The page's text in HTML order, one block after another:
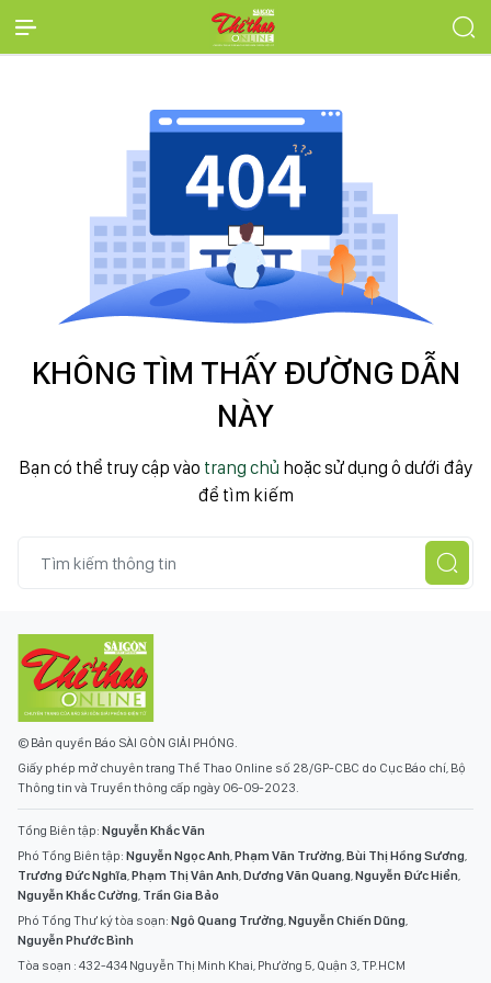
KHÔNG TÌM THẤY ĐƯỜNG DẪN
NÀY
Bạn có thể truy cập vào trang chủ hoặc sử dụng ô dưới đây
để tìm kiếm
© Bản quyền Báo SÀI GÒN GIẢI PHÓNG.
Giấy phép mở chuyên trang Thể Thao Online số 28/GP-CBC do Cục Báo chí, Bộ
Thông tin và Truyền thông cấp ngày 06-09-2023.
Tổng Biên tập: Nguyễn Khắc Văn
Phó Tổng Biên tập: Nguyễn Ngọc Anh,Phạm Văn Trường,Bùi Thị Hồng Sương,
Trương Đức Nghĩa,Phạm Thị Vân Anh,Dương Văn Quang,Nguyễn Đức Hiển,
Nguyễn Khắc Cường, Trần Gia Bảo
Phó Tổng Thư ký tòa soạn: Ngô Quang Trưởng,Nguyễn Chiến Dũng,
Nguyễn Phước Bình
Tòa soạn : 432-434 Nguyễn Thị Minh Khai, Phường 5, Quận 3, TP.HCM